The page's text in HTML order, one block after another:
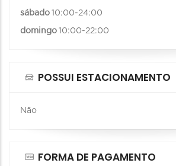
sábado 10:00-24:00
domingo 10:00-22:00
POSSUI ESTACIONAMENTO
Não
FORMA DE PAGAMENTO